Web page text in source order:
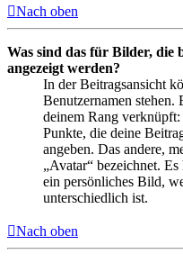
Nach oben
Was sind das für Bilder, die
angezeigt werden?
In der Beitragsansicht
Benutzernamen stehen.
deinem Rang
Punkte, die deine
angeben. Das andere,
„Avatar“ bezeichnet.
ein persönliches Bild,
unterschiedlich ist.
Nach oben